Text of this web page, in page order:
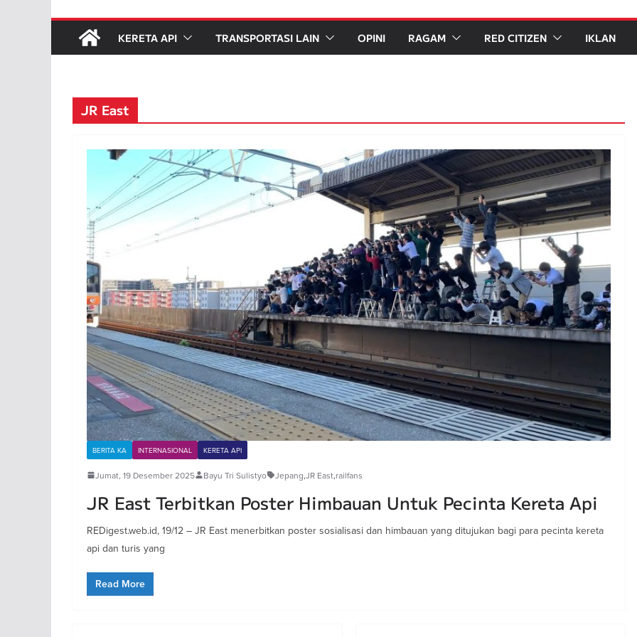
KERETA API TRANSPORTASI LAIN OPINI RAGAM RED CITIZEN IKLAN
JR East
BERITA KA INTERNASIONAL KERETA API
Jumat, 19 Desember 2025 Bayu Tri Sulistyo Jepang,JR East,railfans
JR East Terbitkan Poster Himbauan Untuk Pecinta Kereta Api
REDigest.web.id, 19/12 – JR East menerbitkan poster sosialisasi dan himbauan yang ditujukan bagi para pecinta kereta
api dan turis yang
Read More